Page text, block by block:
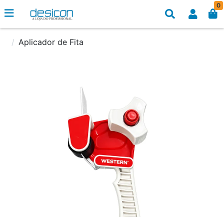
0
Aplicador de Fita